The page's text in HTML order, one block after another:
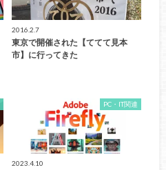
2016.2.7
東京で開催された【ててて見本
市】に行ってきた
PC・IT関連
2023.4.10